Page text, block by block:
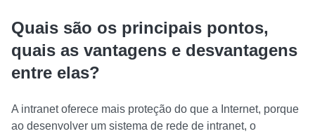
Quais são os principais pontos,
quais as vantagens e desvantagens
entre elas?
A intranet oferece mais proteção do que a Internet, porque
ao desenvolver um sistema de rede de intranet, o